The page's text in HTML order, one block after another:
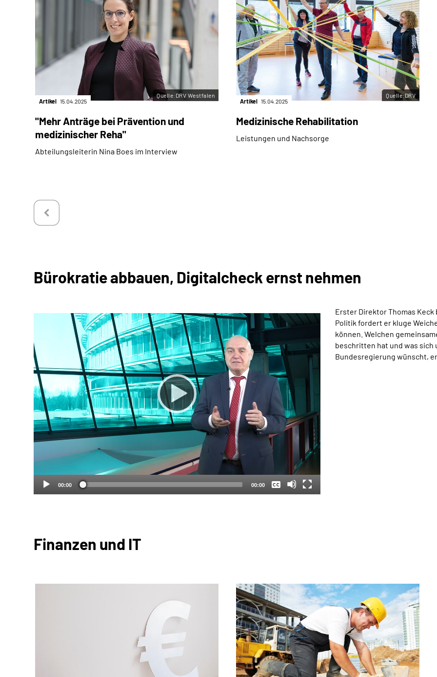
Artikel 15.04.2025
"Mehr Anträge bei Prävention und
medizinischer Reha"
Abteilungsleiterin Nina Boes im Interview
Quelle:DRV Westfalen
Artikel 15.04.2025
Medizinische Rehabilitation
Leistungen und Nachsorge
Quelle:DRV
Bürokratie abbauen, Digitalcheck ernst nehmen
Erster Direktor Thomas Keck
Politik fordert er kluge
können. Welchen
beschritten hat und was
Bundesregierung wünscht,
00:00 00:00
Keine
Deutsch
Finanzen und IT